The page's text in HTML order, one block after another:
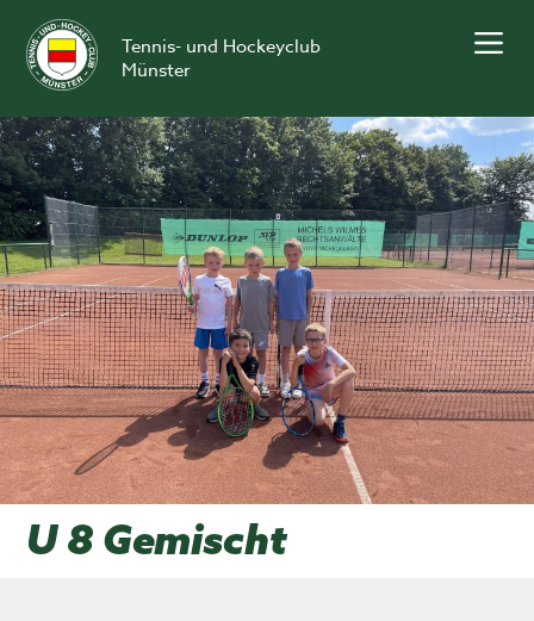
content
Tennis- und Hockeyclub
Münster
U 8 Gemischt